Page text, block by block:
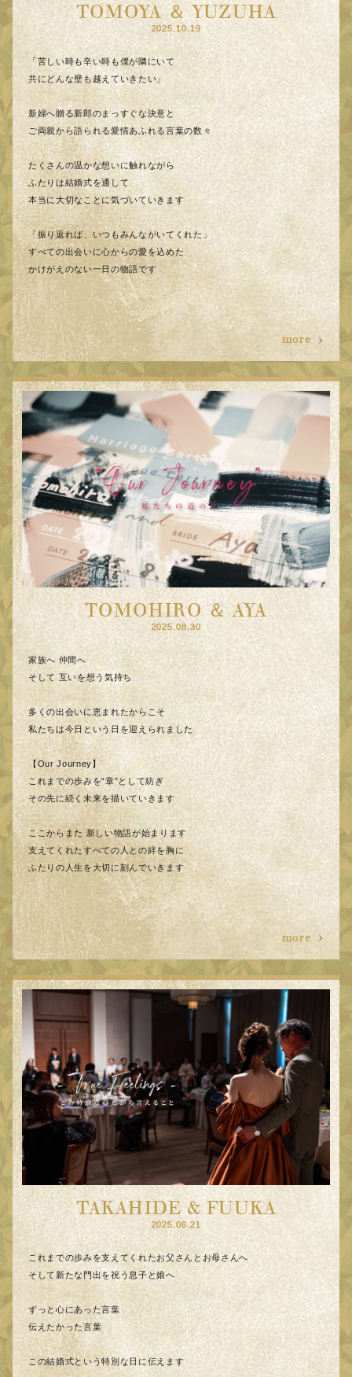
TOMOYA ＆ YUZUHA
2025.10.19
「苦しい時も辛い時も僕が隣にいて
共にどんな壁も越えていきたい」
新婦へ贈る新郎のまっすぐな決意と
ご両親から語られる愛情あふれる言葉の数々
たくさんの温かな想いに触れながら
ふたりは結婚式を通して
本当に大切なことに気づいていきます
「振り返れば、いつもみんながいてくれた」
すべての出会いに心からの愛を込めた
かけがえのない一日の物語です
more
TOMOHIRO ＆ AYA
2025.08.30
家族へ 仲間へ
そして 互いを想う気持ち
多くの出会いに恵まれたからこそ
私たちは今日という日を迎えられました
【Our Journey】
これまでの歩みを“章”として紡ぎ
その先に続く未来を描いていきます
ここからまた 新しい物語が始まります
支えてくれたすべての人との絆を胸に
ふたりの人生を大切に刻んでいきます
more
TAKAHIDE & FUUKA
2025.06.21
これまでの歩みを支えてくれたお父さんとお母さんへ
そして新たな門出を祝う息子と娘へ
ずっと心にあった言葉
伝えたかった言葉
この結婚式という特別な日に伝えます